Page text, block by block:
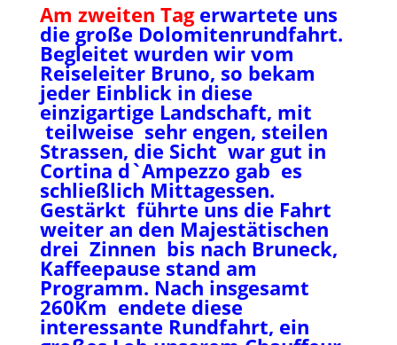
Am zweiten Tagerwartete uns
die große Dolomitenrundfahrt.
Begleitet wurden wir vom
Reiseleiter Bruno, so bekam
jeder Einblick in diese
einzigartige Landschaft, mit
teilweise sehr engen, steilen
Strassen, die Sicht war gut in
Cortina d`Ampezzo gab es
schließlich Mittagessen.
Gestärkt führte uns die Fahrt
weiter an den Majestätischen
drei Zinnen bis nach Bruneck,
Kaffeepause stand am
Programm. Nach insgesamt
260Km endete diese
interessante Rundfahrt, ein